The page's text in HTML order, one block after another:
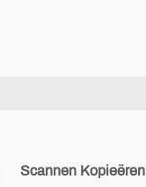
Scannen Kopieëren